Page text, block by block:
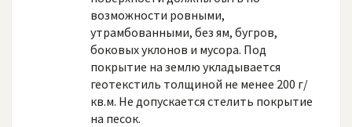
возможности ровными,
утрамбованными, без ям, бугров,
боковых уклонов и мусора. Под
покрытие на землю укладывается
геотекстиль толщиной не менее 200 г/
кв.м. Не допускается стелить покрытие
на песок.